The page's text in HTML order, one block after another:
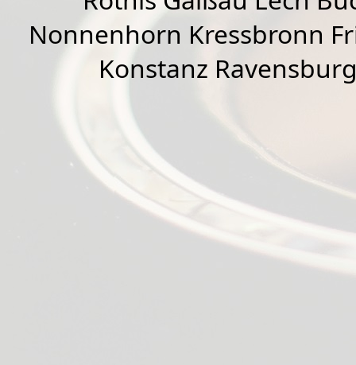
Nonnenhorn Kressbronn
Konstanz